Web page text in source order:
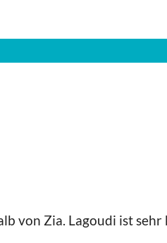
von Zia. Lagoudi ist